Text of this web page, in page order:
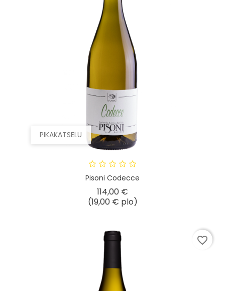
PIKAKATSELU
Pisoni Codecce
114,00 €
(19,00 € plo)
favorite_border